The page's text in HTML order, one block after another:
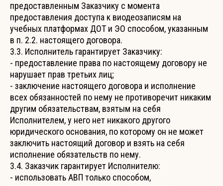
предоставленным Заказчику с момента
предоставления доступа к виодеозаписям на
учебных платформах ДОТ и ЭО способом, указанным
в п. 2.2. настоящего договора.
3.3. Исполнитель гарантирует Заказчику:
- предоставление права по настоящему договору не
нарушает прав третьих лиц;
- заключение настоящего договора и исполнение
всех обязанностей по нему не противоречит никаким
другим обязательствам, взятым на себя
Исполнителем, у него нет никакого другого
юридического основания, по которому он не может
заключить настоящий договор и взять на себя
исполнение обязательств по нему.
3.4. Заказчик гарантирует Исполнителю:
- использовать АВП только способом,